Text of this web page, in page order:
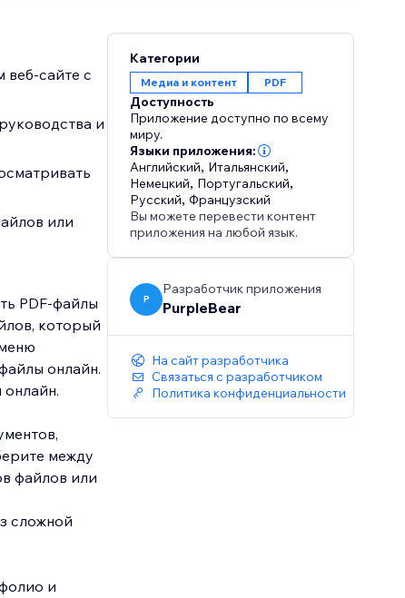
сайте с
и
или
PDF-файлы
который
онлайн.
онлайн.
между
файлов или
сложной
и
Категории
Медиа и контент PDF
Доступность
Приложение доступно по всему
миру.
Языки приложения:
Английский, Итальянский,
Немецкий, Португальский,
Русский,Французский
Вы можете перевести контент
приложения на любой язык.
P
Разработчик приложения
PurpleBear
На сайт разработчика
Связаться с разработчиком
Политика конфиденциальности